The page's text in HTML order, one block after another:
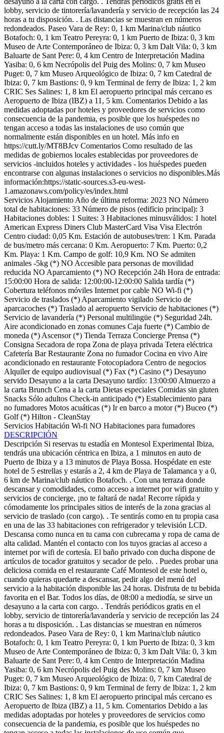
lobby, servicio de tintorería/lavandería y servicio de recepción las 24
horas a tu disposición. . Las distancias se muestran en números
redondeados. Paseo Vara de Rey: 0, 1 km Marina/club náutico
Botafoch: 0, 1 km Teatro Pereyra: 0, 1 km Puerto de Ibiza: 0, 3 km
Museo de Arte Contemporáneo de Ibiza: 0, 3 km Dalt Vila: 0, 3 km
Baluarte de Sant Pere: 0, 4 km Centro de Interpretación Madina
Yasiba: 0, 6 km Necrópolis del Puig des Molins: 0, 7 km Museo
Puget: 0, 7 km Museo Arqueológico de Ibiza: 0, 7 km Catedral de
Ibiza: 0, 7 km Bastions: 0, 9 km Terminal de ferry de Ibiza: 1, 2 km
CRIC Ses Salines: 1, 8 km El aeropuerto principal más cercano es
Aeropuerto de Ibiza (IBZ) a 11, 5 km. Comentarios Debido a las
medidas adoptadas por hoteles y proveedores de servicios como
consecuencia de la pandemia, es posible que los huéspedes no
tengan acceso a todas las instalaciones de uso común que
normalmente están disponibles en un hotel. Más info en
https://cutt.ly/MT8BJcv Comentarios Como resultado de las
medidas de gobiernos locales establecidas por proveedores de
servicios -incluidos hoteles y actividades - los huéspedes pueden
encontrarse con algunas instalaciones o servicios no disponibles.Más
información:https://static-sources.s3-eu-west-
1.amazonaws.com/policy/es/index.html
Servicios Alojamiento Año de última reforma: 2023 NO Número
total de habitaciones: 33 Número de pisos (edificio principal): 3
Habitaciones dobles: 1 Suites: 3 Habitaciones minusválidos: 1 hotel
American Express Diners Club MasterCard Visa Visa Electrón
Centro ciudad: 0,05 Km. Estación de autobuses/tren: 1 Km. Parada
de bus/metro más cercana: 0 Km. Aeropuerto: 7 Km. Puerto: 0,2
Km. Playa: 1 Km. Campo de golf: 10,9 Km. NO Se admiten
animales -5kg (*) NO Accesible para personas de movilidad
reducida NO Aparcamiento (*) NO Recepción 24h Hora de entrada:
15:00:00 Hora de salida: 12:00:00-12:00:00 Salida tardía (*)
Cobertura teléfonos móviles Internet por cable NO Wi-fi (*)
Servicio de traslados (*) Aparcamiento vigilado Servicio de
aparcacoches (*) Traslado al aeropuerto Servicio de habitaciones (*)
Servicio de lavandería (*) Personal multilingüe (*) Seguridad 24h.
Aire acondicionado en zonas comunes Caja fuerte (*) Cambio de
moneda (*) Ascensor (*) Tienda Terraza Concierge Prensa (*)
Consigna Secadora de ropa Zona de playa privada Tetera eléctrica
Cafetería Bar Restaurante Zona no fumador Cocina en vivo Aire
acondicionado en restaurante Fotocopiadora Centro de negocios
Alquiler de equipo audiovisual (*) Fax (*) Casino (*) Desayuno
servido Desayuno a la carta Desayuno tardío: 13:00:00 Almuerzo a
la carta Brunch Cena a la carta Dietas especiales Comidas sin gluten
Snacks Sólo adultos Check-in anticipado (*) Establecimiento para
no fumadores Motos acuáticas (*) Ir en barco a motor (*) Buceo (*)
Golf (*) Hilton - CleanStay
Servicios Habitación Wi-fi NO Habitaciones para fumadores
DESCRIPCIÓN
Descripción Si reservas tu estadía en Montesol Experimental Ibiza,
tendrás una ubicación céntrica en Ibiza, a 1 minutos en auto de
Puerto de Ibiza y a 13 minutos de Playa Bossa. Hospédate en este
hotel de 5 estrellas y estarás a 2, 4 km de Playa de Talamanca y a 0,
6 km de Marina/club náutico Botafoch. . Con una terraza donde
descansar y comodidades, como acceso a internet por wifi gratuito y
servicios de concierge, ¡no te faltará de nada! Recorre rápida y
cómodamente los principales sitios de interés de la zona gracias al
servicio de traslado (con cargo). . Te sentirás como en tu propia casa
en una de las 33 habitaciones con refrigerador y televisión LCD.
Descansa como nunca en tu cama con cubrecama y ropa de cama de
alta calidad. Mantén el contacto con los tuyos gracias al acceso a
internet por wifi de cortesía. El baño privado con ducha dispone de
artículos de tocador gratuitos y secador de pelo. . Puedes probar una
deliciosa comida en el restaurante Café Montesol de este hotel o,
cuando quieras quedarte a descansar, pedir algo del menú del
servicio a la habitación disponible las 24 horas. Disfruta de tu bebida
favorita en el Bar. Todos los días, de 08:00 a mediodía, se sirve un
desayuno a la carta con cargo. . Tendrás periódicos gratis en el
lobby, servicio de tintorería/lavandería y servicio de recepción las 24
horas a tu disposición. . Las distancias se muestran en números
redondeados. Paseo Vara de Rey: 0, 1 km Marina/club náutico
Botafoch: 0, 1 km Teatro Pereyra: 0, 1 km Puerto de Ibiza: 0, 3 km
Museo de Arte Contemporáneo de Ibiza: 0, 3 km Dalt Vila: 0, 3 km
Baluarte de Sant Pere: 0, 4 km Centro de Interpretación Madina
Yasiba: 0, 6 km Necrópolis del Puig des Molins: 0, 7 km Museo
Puget: 0, 7 km Museo Arqueológico de Ibiza: 0, 7 km Catedral de
Ibiza: 0, 7 km Bastions: 0, 9 km Terminal de ferry de Ibiza: 1, 2 km
CRIC Ses Salines: 1, 8 km El aeropuerto principal más cercano es
Aeropuerto de Ibiza (IBZ) a 11, 5 km. Comentarios Debido a las
medidas adoptadas por hoteles y proveedores de servicios como
consecuencia de la pandemia, es posible que los huéspedes no